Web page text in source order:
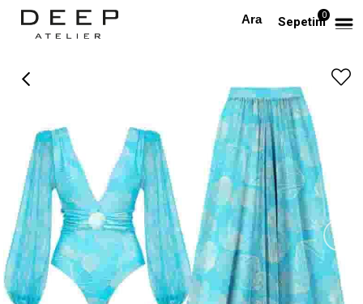
Sepetim0
Anasayfa BEACHWEAR Uzun Kollu Mavi Desenli Mayo Pareo Takım
›